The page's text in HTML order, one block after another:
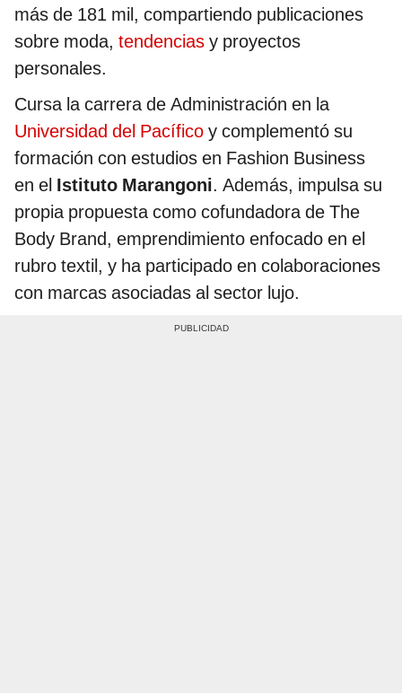
más de 181 mil, compartiendo publicaciones
sobre moda, tendencias y proyectos
personales.
Cursa la carrera de Administración en la
Universidad del Pacífico y complementó su
formación con estudios en Fashion Business
en el Istituto Marangoni. Además, impulsa su
propia propuesta como cofundadora de The
Body Brand, emprendimiento enfocado en el
rubro textil, y ha participado en colaboraciones
con marcas asociadas al sector lujo.